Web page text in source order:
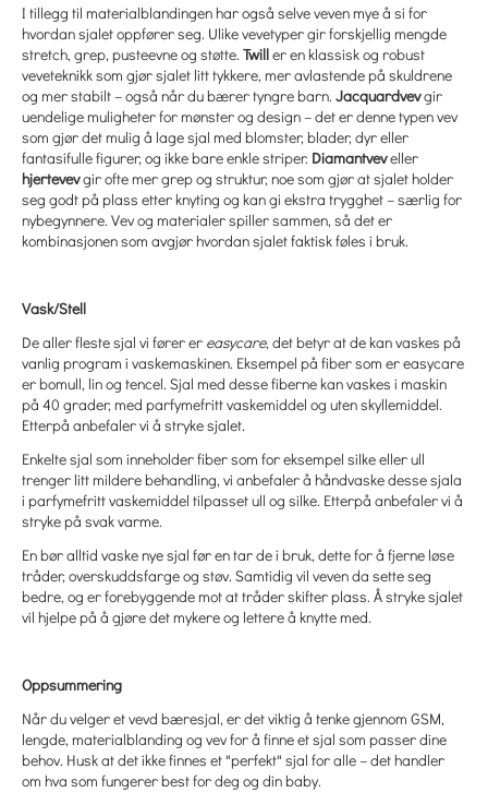
I tillegg til materialblandingen har også selve veven mye å si for
hvordan sjalet oppfører seg. Ulike vevetyper gir forskjellig mengde
stretch, grep, pusteevne og støtte. Twiller en klassisk og robust
veveteknikk som gjør sjalet litt tykkere, mer avlastende på skuldrene
og mer stabilt – også når du bærer tyngre barn. Jacquardvevgir
uendelige muligheter for mønster og design – det er denne typen vev
som gjør det mulig å lage sjal med blomster, blader, dyr eller
fantasifulle figurer, og ikke bare enkle striper. Diamantveveller
hjertevevgir ofte mer grep og struktur, noe som gjør at sjalet holder
seg godt på plass etter knyting og kan gi ekstra trygghet – særlig for
nybegynnere. Vev og materialer spiller sammen, så det er
kombinasjonen som avgjør hvordan sjalet faktisk føles i bruk.
Vask/Stell
De aller fleste sjal vi fører er easycare, det betyr at de kan vaskes på
vanlig program i vaskemaskinen. Eksempel på fiber som er easycare
er bomull, lin og tencel. Sjal med desse fiberne kan vaskes i maskin
på 40 grader, med parfymefritt vaskemiddel og uten skyllemiddel.
Etterpå anbefaler vi å stryke sjalet.
Enkelte sjal som inneholder fiber som for eksempel silke eller ull
trenger litt mildere behandling, vi anbefaler å håndvaske desse sjala
i parfymefritt vaskemiddel tilpasset ull og silke. Etterpå anbefaler vi å
stryke på svak varme.
En bør alltid vaske nye sjal før en tar de i bruk, dette for å fjerne løse
tråder, overskuddsfarge og støv. Samtidig vil veven da sette seg
bedre, og er forebyggende mot at tråder skifter plass. Å stryke sjalet
vil hjelpe på å gjøre det mykere og lettere å knytte med.
Oppsummering
Når du velger et vevd bæresjal, er det viktig å tenke gjennom GSM,
lengde, materialblanding og vev for å finne et sjal som passer dine
behov. Husk at det ikke finnes et "perfekt" sjal for alle – det handler
om hva som fungerer best for deg og din baby.